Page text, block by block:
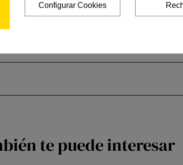
te puede interesar
Configurar Cookies